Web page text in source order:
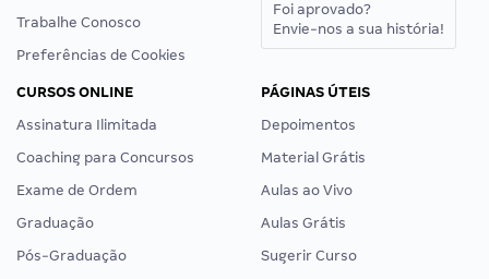
Trabalhe Conosco
Preferências de Cookies
Foi aprovado?
Envie-nos a sua história!
CURSOS ONLINE
Assinatura Ilimitada
Coaching para Concursos
Exame de Ordem
Graduação
Pós-Graduação
PÁGINAS ÚTEIS
Depoimentos
Material Grátis
Aulas ao Vivo
Aulas Grátis
Sugerir Curso